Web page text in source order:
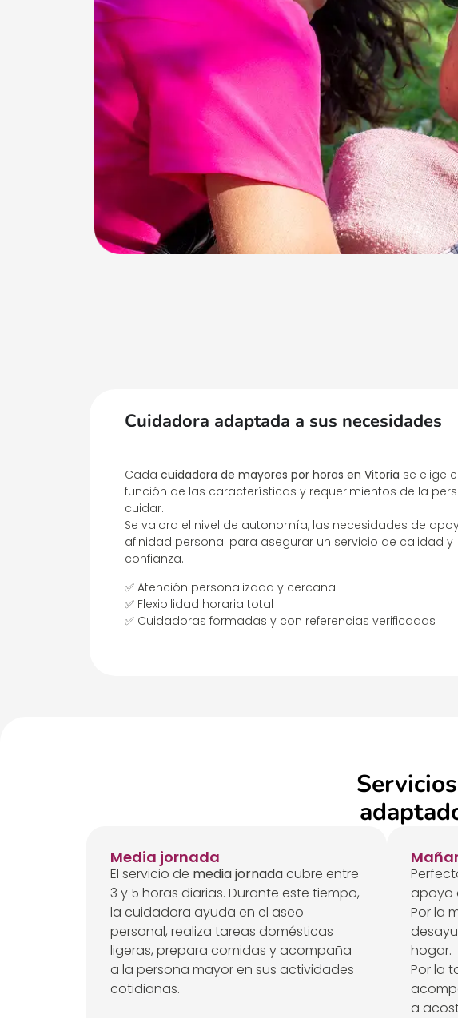
Cuidadora adaptada a sus necesidades
Cada cuidadora de mayores por horas en Vitoria se elige
función de las características y requerimientos de la
cuidar.
Se valora el nivel de autonomía, las necesidades de
afinidad personal para asegurar un servicio de calidad y
confianza.
✅ Atención personalizada y cercana
✅ Flexibilidad horaria total
✅ Cuidadoras formadas y con referencias verificadas
Media jornada
El servicio de media jornadacubre entre
3 y 5 horas diarias. Durante este tiempo,
la cuidadora ayuda en el aseo
personal, realiza tareas domésticas
ligeras, prepara comidas y acompaña
a la persona mayor en sus actividades
cotidianas.
apoyo
Por la
hogar.
Por la
a